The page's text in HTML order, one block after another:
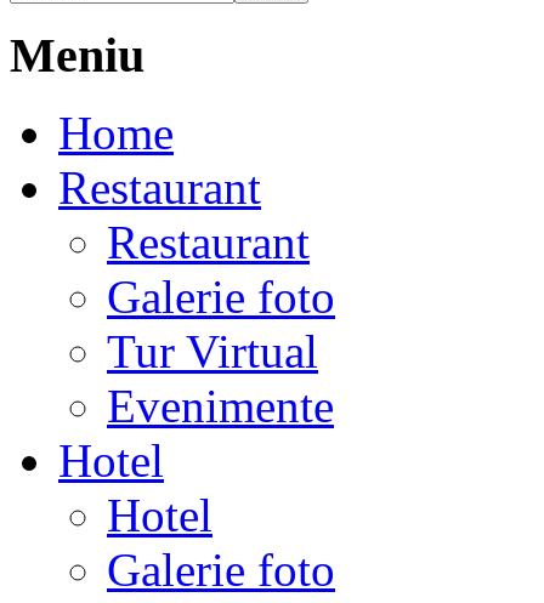
Meniu
Home
Restaurant
Restaurant
Galerie foto
Tur Virtual
Evenimente
Hotel
Hotel
Galerie foto